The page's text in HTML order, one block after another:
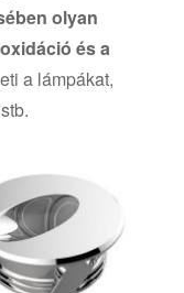
olyan
és a
a lámpákat,